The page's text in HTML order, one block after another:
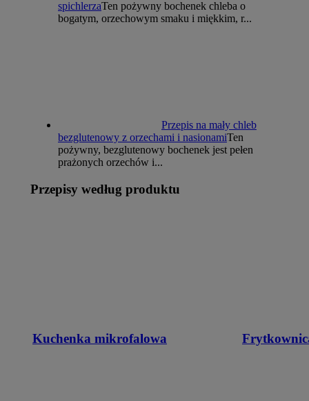
spichlerzaTen pożywny bochenek chleba o
bogatym, orzechowym smaku i miękkim, r...
Przepis na mały chleb
bezglutenowy z orzechami i nasionamiTen
pożywny, bezglutenowy bochenek jest pełen
prażonych orzechów i...
Przepisy według produktu
Kuchenka mikrofalowa